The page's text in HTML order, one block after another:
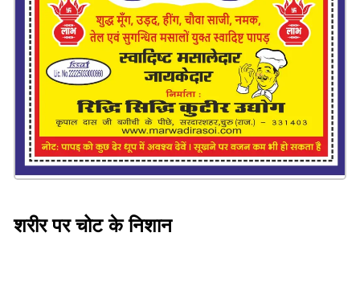
शरीर पर चोट के निशान